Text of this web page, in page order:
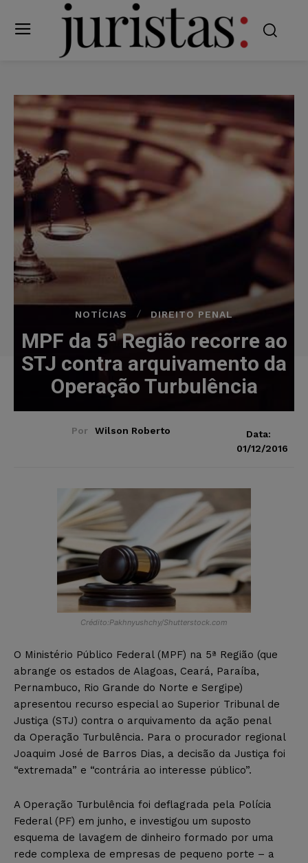
NOTÍCIAS DIREITO PENAL
MPF da 5ª Região recorre ao
STJ contra arquivamento da
Operação Turbulência
Por Wilson Roberto
Data:
01/12/2016
Crédito:Pakhnyushchy/Shutterstock.com
O Ministério Público Federal (MPF) na 5ª Região (que
abrange os estados de Alagoas, Ceará, Paraíba,
Pernambuco, Rio Grande do Norte e Sergipe)
apresentou recurso especial ao Superior Tribunal de
Justiça (STJ) contra o arquivamento da ação penal
da Operação Turbulência. Para o procurador regional
Joaquim José de Barros Dias, a decisão da Justiça foi
“extremada” e “contrária ao interesse público”.
A Operação Turbulência foi deflagrada pela Polícia
Federal (PF) em junho, e investigou um suposto
esquema de lavagem de dinheiro formado por uma
rede complexa de empresas de pequeno porte – a